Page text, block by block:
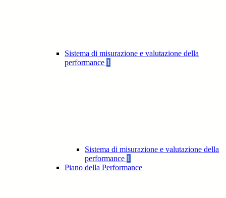
Sistema di misurazione e valutazione della
performance 1
Sistema di misurazione e valutazione della
performance 1
Piano della Performance